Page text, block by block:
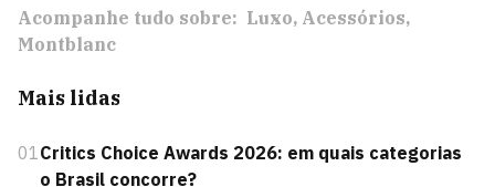
Acompanhe tudo sobre: Luxo Acessórios
Montblanc
Mais lidas
01 Critics Choice Awards 2026: em quais categorias
o Brasil concorre?